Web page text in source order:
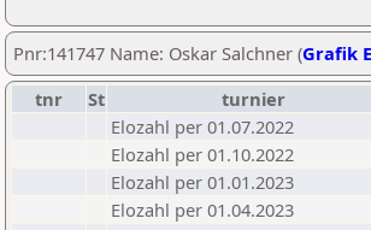
Pnr:141747 Name: Oskar Salchner (Grafik
tnr
St turnier
Elozahl per 01.07.2022
Elozahl per 01.10.2022
Elozahl per 01.01.2023
Elozahl per 01.04.2023